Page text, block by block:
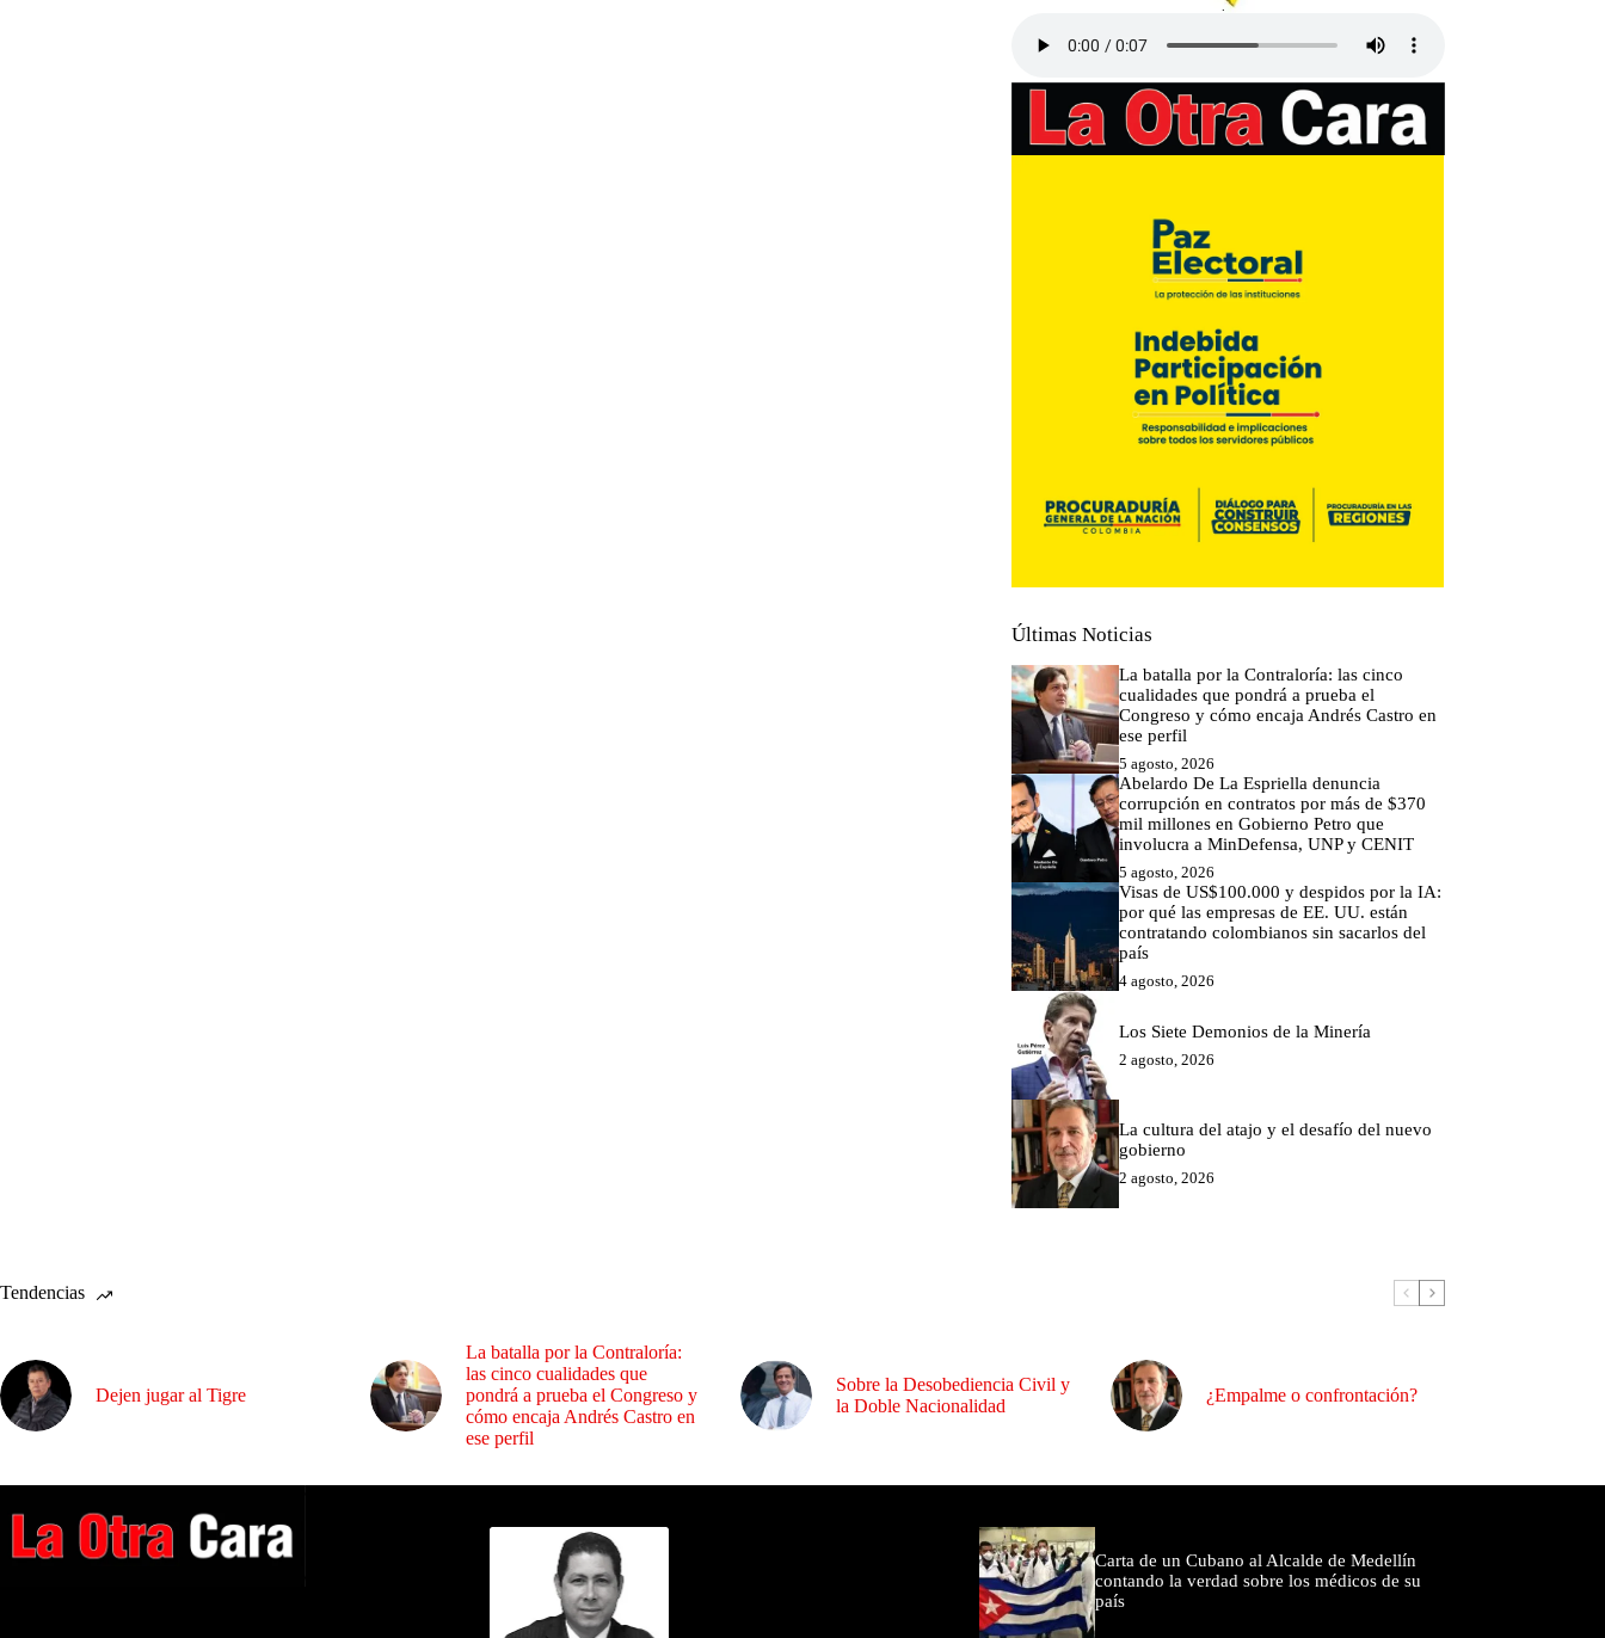
Últimas Noticias
La batalla por la Contraloría: las cinco
cualidades que pondrá a prueba el
Congreso y cómo encaja Andrés Castro en
ese perfil
5 agosto, 2026
Abelardo De La Espriella denuncia
corrupción en contratos por más de $370
mil millones en Gobierno Petro que
involucra a MinDefensa, UNP y CENIT
5 agosto, 2026
Visas de US$100.000 y despidos por la IA:
por qué las empresas de EE. UU. están
contratando colombianos sin sacarlos del
país
4 agosto, 2026
Los Siete Demonios de la Minería
2 agosto, 2026
La cultura del atajo y el desafío del nuevo
gobierno
2 agosto, 2026
Tendencias
Dejen jugar al Tigre
La batalla por la Contraloría:
las cinco cualidades que
pondrá a prueba el Congreso y
cómo encaja Andrés Castro en
ese perfil
Sobre la Desobediencia Civil y
la Doble Nacionalidad
¿Empalme o confrontación?
Carta de un Cubano al Alcalde de Medellín
contando la verdad sobre los médicos de su
país